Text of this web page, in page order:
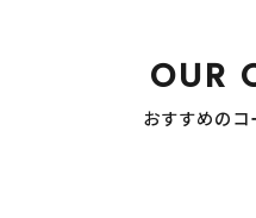
OUR
おすすめのコ